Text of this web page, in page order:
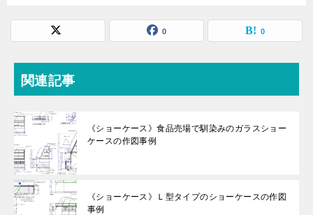
0 0
関連記事
《ショーケース》食品売場で馴染みのガラスショー
ケースの作図事例
《ショーケース》Ｌ型タイプのショーケースの作図
事例